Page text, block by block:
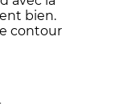
bien.
contour